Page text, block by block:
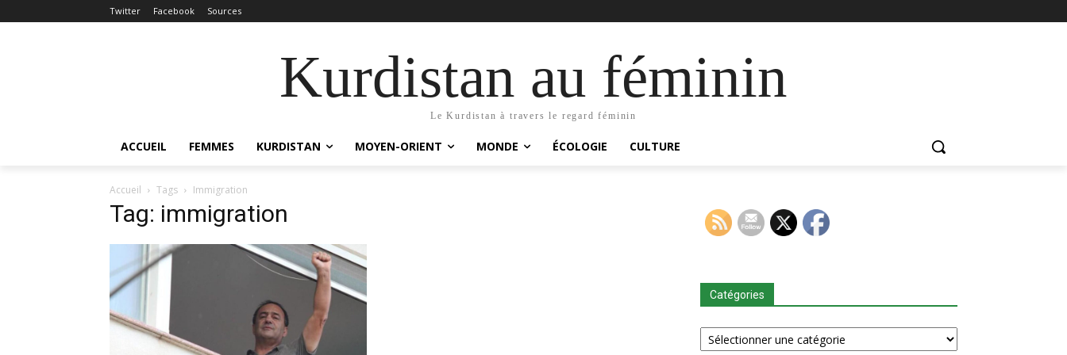
Twitter Facebook Sources
Kurdistan au féminin
Le Kurdistan à travers le regard féminin
ACCUEIL FEMMES KURDISTAN MOYEN-ORIENT MONDE ÉCOLOGIE CULTURE
Accueil Tags Immigration
Tag: immigration
Catégories
Catégories